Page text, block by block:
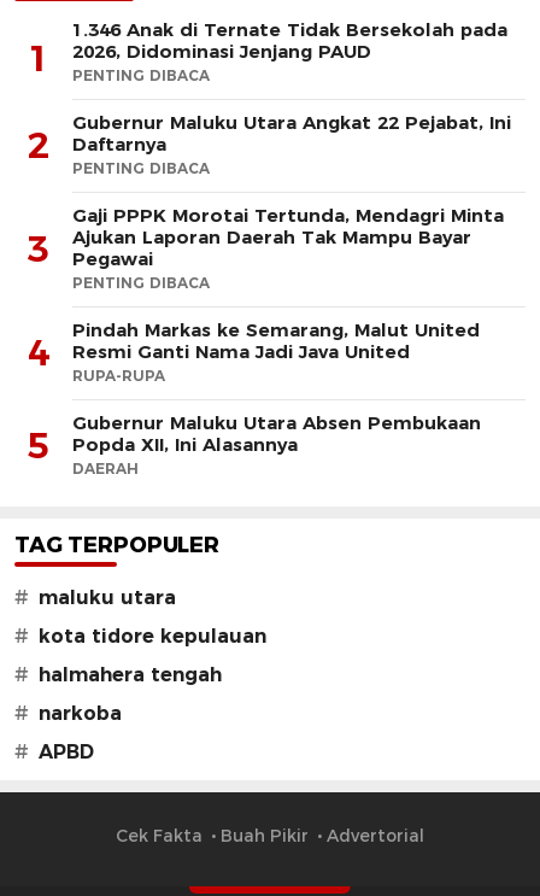
1
1.346 Anak di Ternate Tidak Bersekolah pada
2026, Didominasi Jenjang PAUD
PENTING DIBACA
2
Gubernur Maluku Utara Angkat 22 Pejabat, Ini
Daftarnya
PENTING DIBACA
3
Gaji PPPK Morotai Tertunda, Mendagri Minta
Ajukan Laporan Daerah Tak Mampu Bayar
Pegawai
PENTING DIBACA
4
Pindah Markas ke Semarang, Malut United
Resmi Ganti Nama Jadi Java United
RUPA-RUPA
5
Gubernur Maluku Utara Absen Pembukaan
Popda XII, Ini Alasannya
DAERAH
TAG TERPOPULER
# maluku utara
# kota tidore kepulauan
# halmahera tengah
# narkoba
# APBD
Cek Fakta Buah Pikir Advertorial